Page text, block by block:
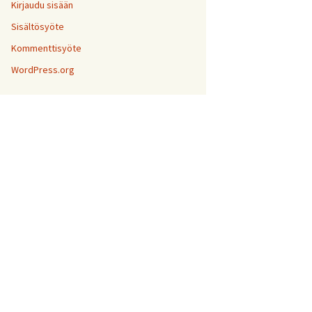
Kirjaudu sisään
Sisältösyöte
Kommenttisyöte
WordPress.org